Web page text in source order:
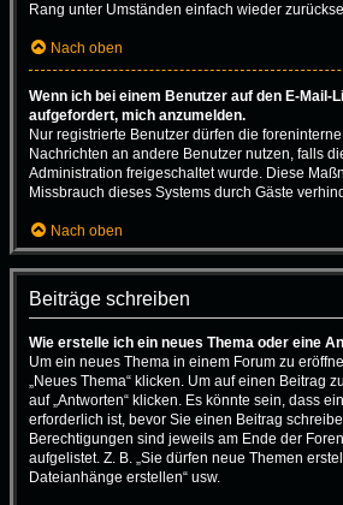
Rang unter Umständen einfach wieder
Nach oben
Wenn ich bei einem Benutzer auf den E-Mail-
aufgefordert, mich anzumelden.
Nur registrierte Benutzer dürfen die
Nachrichten an andere Benutzer nutzen, falls
Administration freigeschaltet wurde. Diese
Missbrauch dieses Systems durch Gäste
Nach oben
Beiträge schreiben
Wie erstelle ich ein neues Thema oder eine
Um ein neues Thema in einem Forum zu
„Neues Thema“ klicken. Um auf einen Beitrag
auf „Antworten“ klicken. Es könnte sein, dass
erforderlich ist, bevor Sie einen Beitrag
Berechtigungen sind jeweils am Ende der
aufgelistet. Z. B. „Sie dürfen neue Themen
Dateianhänge erstellen“ usw.